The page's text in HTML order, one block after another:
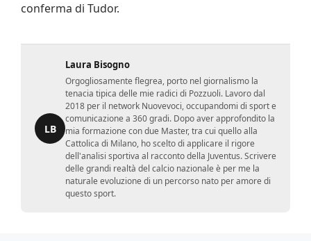
conferma di Tudor.
LB
Laura Bisogno
Orgogliosamente flegrea, porto nel giornalismo la
tenacia tipica delle mie radici di Pozzuoli. Lavoro dal
2018 per il network Nuovevoci, occupandomi di sport e
comunicazione a 360 gradi. Dopo aver approfondito la
mia formazione con due Master, tra cui quello alla
Cattolica di Milano, ho scelto di applicare il rigore
dell'analisi sportiva al racconto della Juventus. Scrivere
delle grandi realtà del calcio nazionale è per me la
naturale evoluzione di un percorso nato per amore di
questo sport.